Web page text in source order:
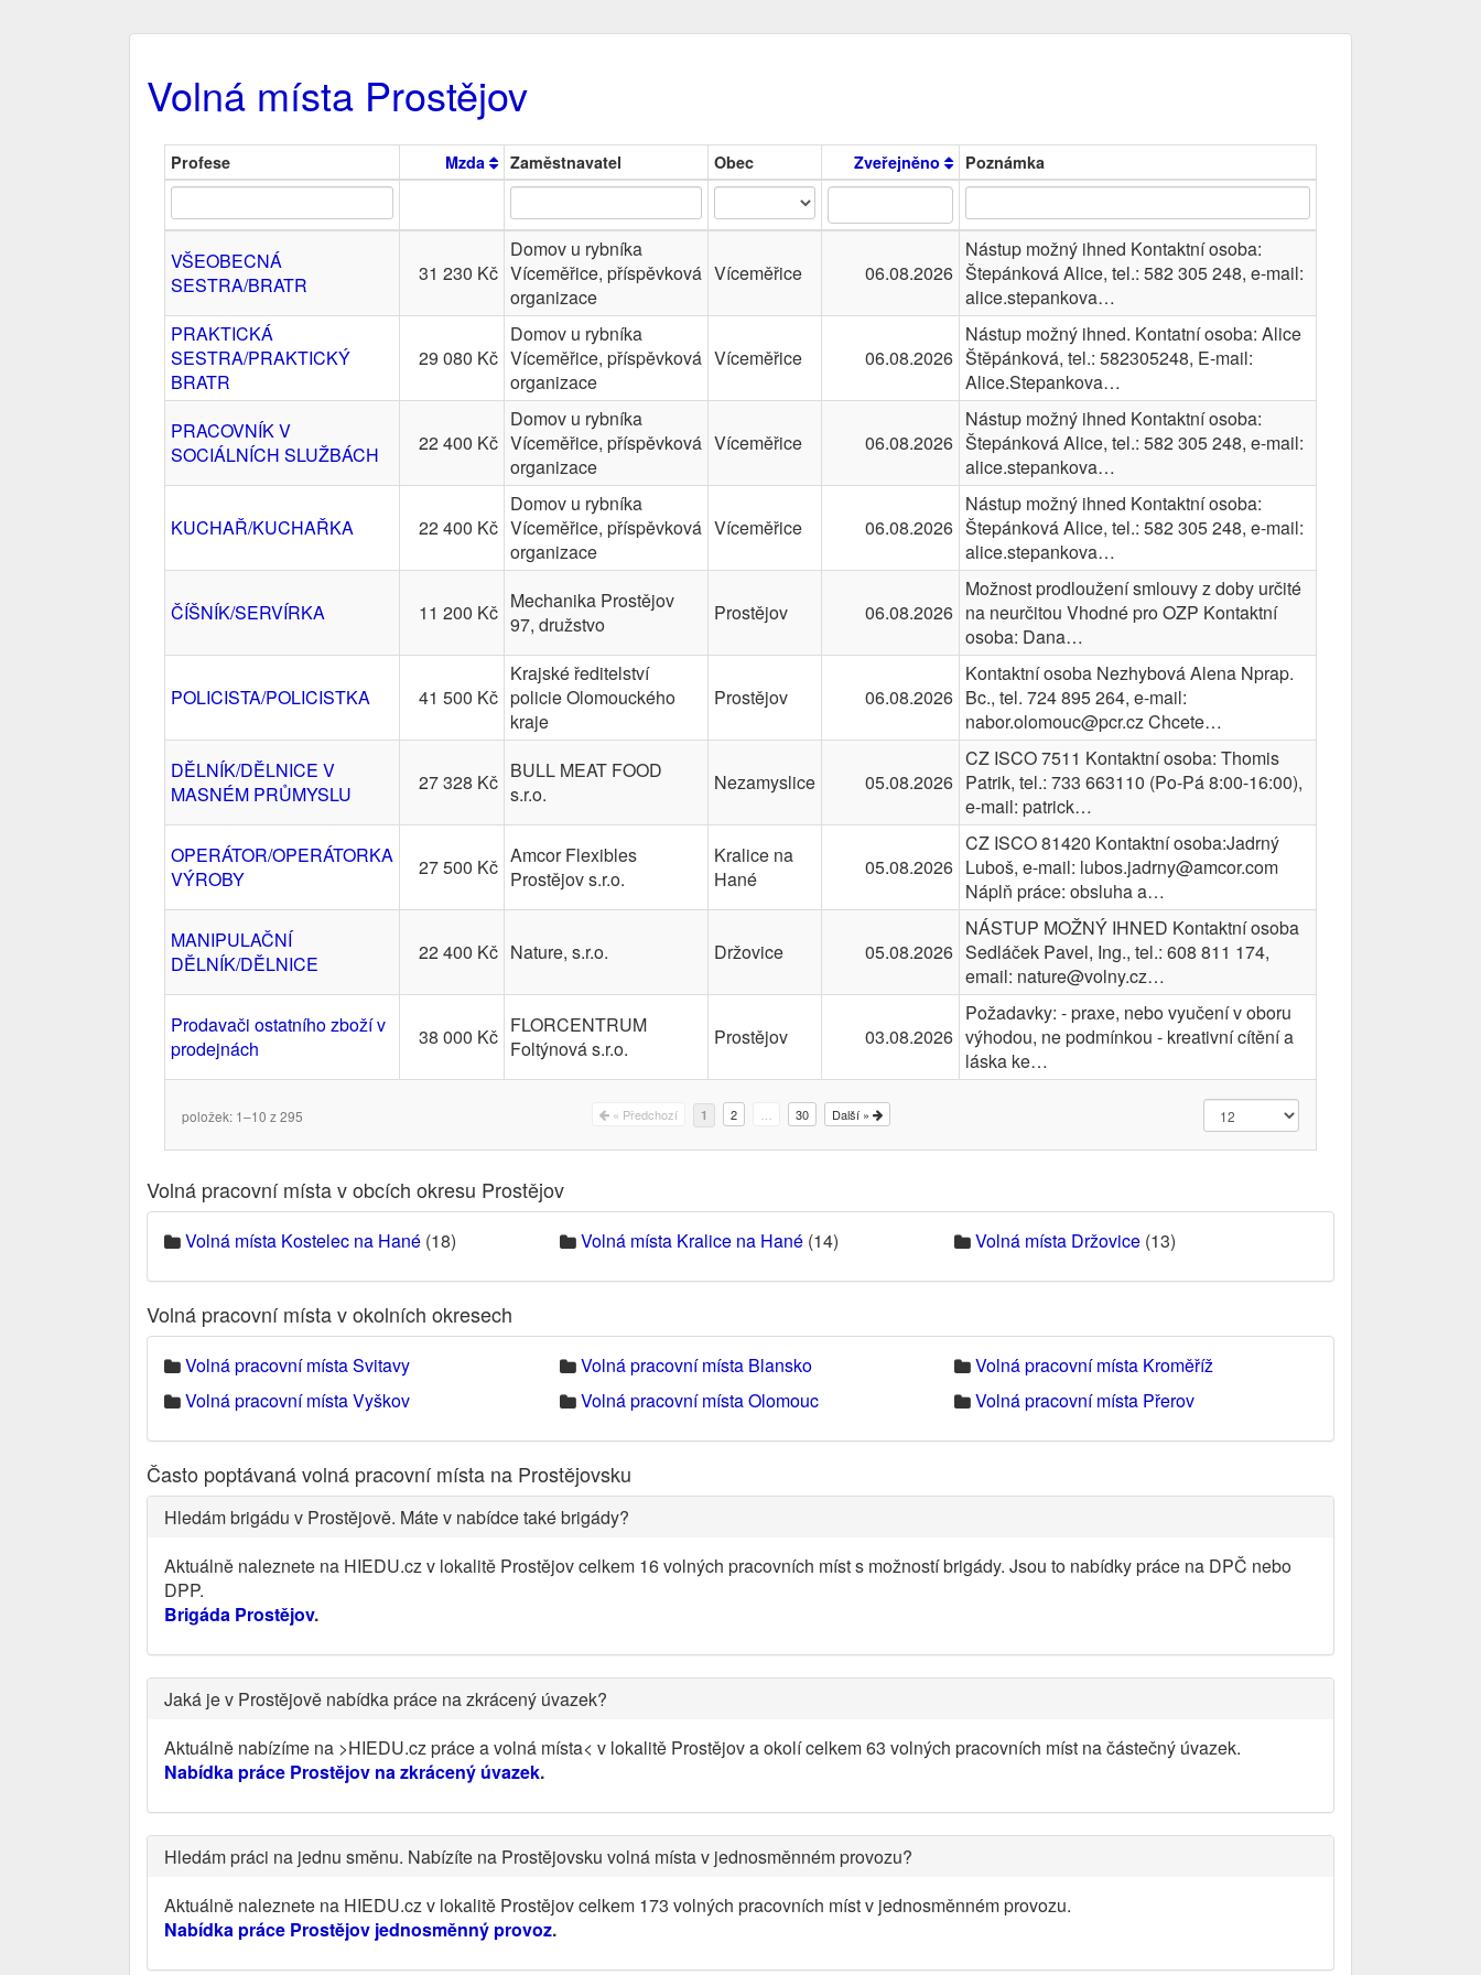
Volná místa Prostějov
Profese Mzda Zaměstnavatel Obec Zveřejněno Poznámka
VŠEOBECNÁ
SESTRA/BRATR
31 230 Kč
Domov u rybníka
Víceměřice, příspěvková
organizace
Víceměřice 06.08.2026
Nástup možný ihned Kontaktní osoba:
Štepánková Alice, tel.: 582 305 248, e-mail:
alice.stepankova…
PRAKTICKÁ
SESTRA/PRAKTICKÝ
BRATR
29 080 Kč
Domov u rybníka
Víceměřice, příspěvková
organizace
Víceměřice 06.08.2026
Nástup možný ihned. Kontatní osoba: Alice
Štěpánková, tel.: 582305248, E-mail:
Alice.Stepankova…
PRACOVNÍK V
SOCIÁLNÍCH SLUŽBÁCH
22 400 Kč
Domov u rybníka
Víceměřice, příspěvková
organizace
Víceměřice 06.08.2026
Nástup možný ihned Kontaktní osoba:
Štepánková Alice, tel.: 582 305 248, e-mail:
alice.stepankova…
KUCHAŘ/KUCHAŘKA 22 400 Kč
Domov u rybníka
Víceměřice, příspěvková
organizace
Víceměřice 06.08.2026
Nástup možný ihned Kontaktní osoba:
Štepánková Alice, tel.: 582 305 248, e-mail:
alice.stepankova…
ČÍŠNÍK/SERVÍRKA 11 200 Kč Mechanika Prostějov
97, družstvo
Prostějov 06.08.2026
Možnost prodloužení smlouvy z doby určité
na neurčitou Vhodné pro OZP Kontaktní
osoba: Dana…
POLICISTA/POLICISTKA 41 500 Kč
Krajské ředitelství
policie Olomouckého
kraje
Prostějov 06.08.2026
Kontaktní osoba Nezhybová Alena Nprap.
Bc., tel. 724 895 264, e-mail:
nabor.olomouc@pcr.cz Chcete…
DĚLNÍK/DĚLNICE V
MASNÉM PRŮMYSLU
27 328 Kč BULL MEAT FOOD
s.r.o.
Nezamyslice 05.08.2026
CZ ISCO 7511 Kontaktní osoba: Thomis
Patrik, tel.: 733 663110 (Po-Pá 8:00-16:00),
e-mail: patrick…
OPERÁTOR/OPERÁTORKA
VÝROBY
27 500 Kč Amcor Flexibles
Prostějov s.r.o.
Kralice na
Hané
05.08.2026
CZ ISCO 81420 Kontaktní osoba:Jadrný
Luboš, e-mail: lubos.jadrny@amcor.com
Náplň práce: obsluha a…
MANIPULAČNÍ
DĚLNÍK/DĚLNICE
22 400 Kč Nature, s.r.o. Držovice 05.08.2026
NÁSTUP MOŽNÝ IHNED Kontaktní osoba
Sedláček Pavel, Ing., tel.: 608 811 174,
email: nature@volny.cz…
Prodavači ostatního zboží v
prodejnách
38 000 Kč FLORCENTRUM
Foltýnová s.r.o.
Prostějov 03.08.2026
Požadavky: - praxe, nebo vyučení v oboru
výhodou, ne podmínkou - kreativní cítění a
láska ke…
položek: 1–10 z 295 « Předchozí 1 2 30 Další »
Volná pracovní místa v obcích okresu Prostějov
Volná místa Kostelec na Hané (18) Volná místa Kralice na Hané(14) Volná místa Držovice (13)
Volná pracovní místa v okolních okresech
Volná pracovní místa Svitavy Volná pracovní místa Blansko
Volná pracovní místa Kroměříž
Volná pracovní místa Vyškov
Volná pracovní místa Olomouc Volná pracovní místa Přerov
Často poptávaná volná pracovní místa na Prostějovsku
Hledám brigádu v Prostějově. Máte v nabídce také brigády?
Aktuálně naleznete na HIEDU.cz v lokalitě Prostějov celkem 16 volných pracovních míst s možností brigády. Jsou to nabídky práce na DPČ nebo
DPP.
Brigáda Prostějov.
Jaká je v Prostějově nabídka práce na zkrácený úvazek?
Aktuálně nabízíme na >HIEDU.cz práce a volná místa< v lokalitě Prostějov a okolí celkem 63 volných pracovních míst na částečný úvazek.
Nabídka práce Prostějov na zkrácený úvazek.
Hledám práci na jednu směnu. Nabízíte na Prostějovsku volná místa v jednosměnném provozu?
Aktuálně naleznete na HIEDU.cz v lokalitě Prostějov celkem 173 volných pracovních míst v jednosměnném provozu.
Nabídka práce Prostějov jednosměnný provoz.